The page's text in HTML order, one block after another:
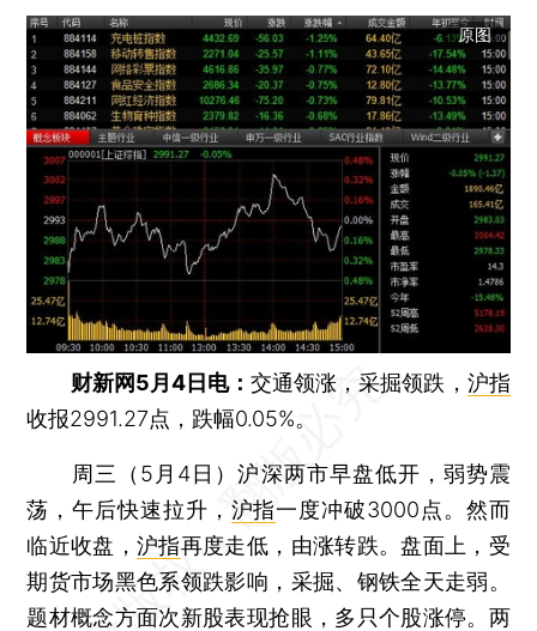
原图
财新网5月4日电：交通领涨，采掘领跌， 沪指
收报2991.27点，跌幅0.05%。
周三（5月4日）沪深两市早盘低开，弱势震
荡，午后快速拉升， 沪指一度冲破3000点。然而
临近收盘，沪指再度走低，由涨转跌。盘面上，受
期货市场黑色系领跌影响，采掘、钢铁全天走弱。
题材概念方面次新股表现抢眼，多只个股涨停。两